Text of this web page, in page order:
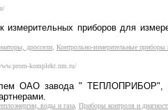
измерительных приборов для
дроссели, Контрольно-измерительные приборы
komplekt.nm.ru/
ОАО завода " ТЕПЛОПРИБОР",
воды и газа Приборы контроля и